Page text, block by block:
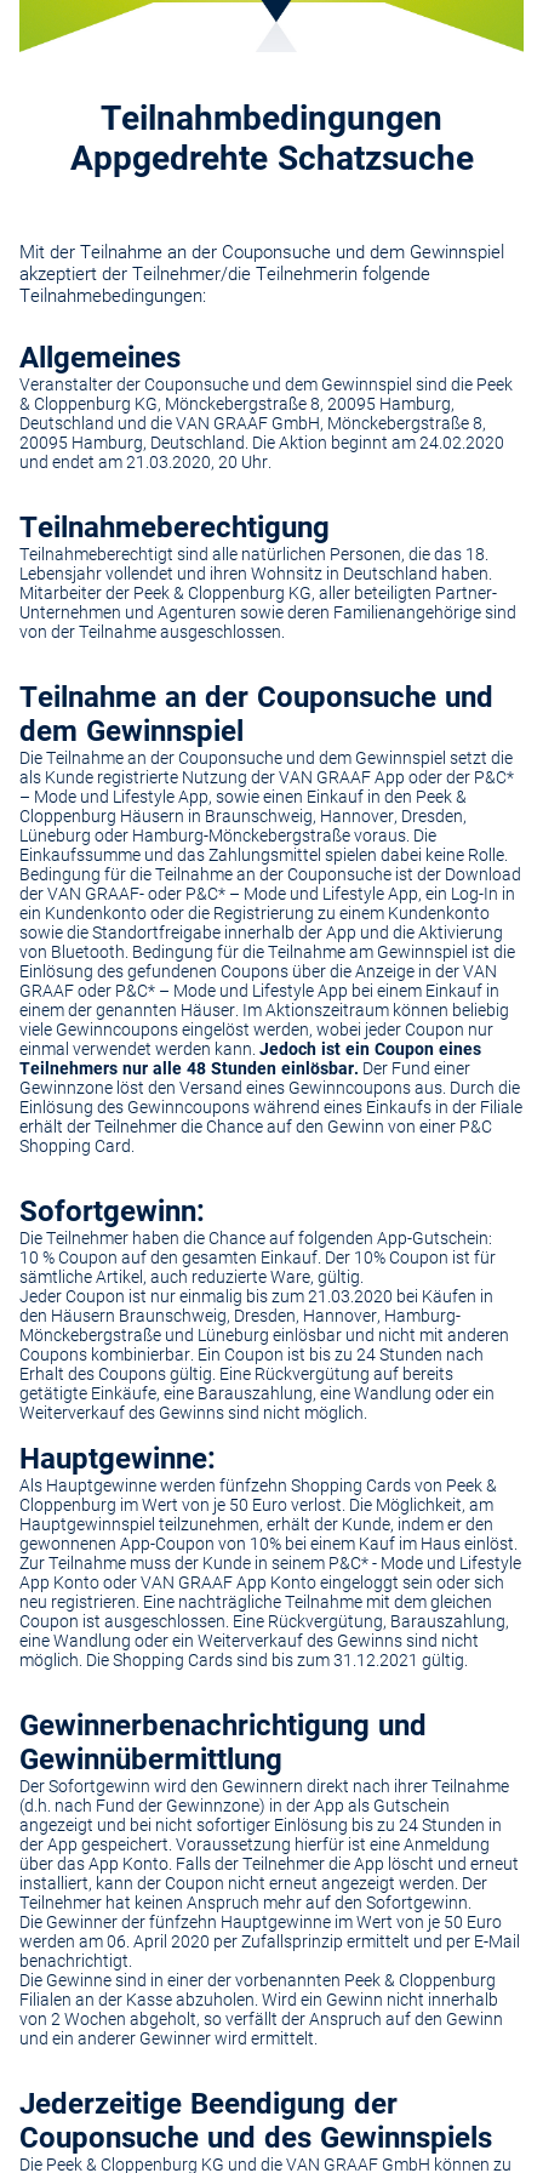
Teilnahmbedingungen
Appgedrehte Schatzsuche
Mit der Teilnahme an der Couponsuche und dem Gewinnspiel
akzeptiert der Teilnehmer/die Teilnehmerin folgende
Teilnahmebedingungen:
Allgemeines
Veranstalter der Couponsuche und dem Gewinnspiel sind die Peek
& Cloppenburg KG, Mönckebergstraße 8, 20095 Hamburg,
Deutschland und die VAN GRAAF GmbH, Mönckebergstraße 8,
20095 Hamburg, Deutschland. Die Aktion beginnt am 24.02.2020
und endet am 21.03.2020, 20 Uhr.
Teilnahmeberechtigung
Teilnahmeberechtigt sind alle natürlichen Personen, die das 18.
Lebensjahr vollendet und ihren Wohnsitz in Deutschland haben.
Mitarbeiter der Peek & Cloppenburg KG, aller beteiligten Partner-
Unternehmen und Agenturen sowie deren Familienangehörige sind
von der Teilnahme ausgeschlossen.
Teilnahme an der Couponsuche und
dem Gewinnspiel
Die Teilnahme an der Couponsuche und dem Gewinnspiel setzt die
als Kunde registrierte Nutzung der VAN GRAAF App oder der P&C*
– Mode und Lifestyle App, sowie einen Einkauf in den Peek &
Cloppenburg Häusern in Braunschweig, Hannover, Dresden,
Lüneburg oder Hamburg-Mönckebergstraße voraus. Die
Einkaufssumme und das Zahlungsmittel spielen dabei keine Rolle.
Bedingung für die Teilnahme an der Couponsuche ist der Download
der VAN GRAAF- oder P&C* – Mode und Lifestyle App, ein Log-In in
ein Kundenkonto oder die Registrierung zu einem Kundenkonto
sowie die Standortfreigabe innerhalb der App und die Aktivierung
von Bluetooth. Bedingung für die Teilnahme am Gewinnspiel ist die
Einlösung des gefundenen Coupons über die Anzeige in der VAN
GRAAF oder P&C* – Mode und Lifestyle App bei einem Einkauf in
einem der genannten Häuser. Im Aktionszeitraum können beliebig
viele Gewinncoupons eingelöst werden, wobei jeder Coupon nur
einmal verwendet werden kann. Jedoch ist ein Coupon eines
Teilnehmers nur alle 48 Stunden einlösbar. Der Fund einer
Gewinnzone löst den Versand eines Gewinncoupons aus. Durch die
Einlösung des Gewinncoupons während eines Einkaufs in der Filiale
erhält der Teilnehmer die Chance auf den Gewinn von einer P&C
Shopping Card.
Sofortgewinn:
Die Teilnehmer haben die Chance auf folgenden App-Gutschein:
10 % Coupon auf den gesamten Einkauf. Der 10% Coupon ist für
sämtliche Artikel, auch reduzierte Ware, gültig.
Jeder Coupon ist nur einmalig bis zum 21.03.2020 bei Käufen in
den Häusern Braunschweig, Dresden, Hannover, Hamburg-
Mönckebergstraße und Lüneburg einlösbar und nicht mit anderen
Coupons kombinierbar. Ein Coupon ist bis zu 24 Stunden nach
Erhalt des Coupons gültig. Eine Rückvergütung auf bereits
getätigte Einkäufe, eine Barauszahlung, eine Wandlung oder ein
Weiterverkauf des Gewinns sind nicht möglich.
Hauptgewinne:
Als Hauptgewinne werden fünfzehn Shopping Cards von Peek &
Cloppenburg im Wert von je 50 Euro verlost. Die Möglichkeit, am
Hauptgewinnspiel teilzunehmen, erhält der Kunde, indem er den
gewonnenen App-Coupon von 10% bei einem Kauf im Haus einlöst.
Zur Teilnahme muss der Kunde in seinem P&C* - Mode und Lifestyle
App Konto oder VAN GRAAF App Konto eingeloggt sein oder sich
neu registrieren. Eine nachträgliche Teilnahme mit dem gleichen
Coupon ist ausgeschlossen. Eine Rückvergütung, Barauszahlung,
eine Wandlung oder ein Weiterverkauf des Gewinns sind nicht
möglich. Die Shopping Cards sind bis zum 31.12.2021 gültig.
Gewinnerbenachrichtigung und
Gewinnübermittlung
Der Sofortgewinn wird den Gewinnern direkt nach ihrer Teilnahme
(d.h. nach Fund der Gewinnzone) in der App als Gutschein
angezeigt und bei nicht sofortiger Einlösung bis zu 24 Stunden in
der App gespeichert. Voraussetzung hierfür ist eine Anmeldung
über das App Konto. Falls der Teilnehmer die App löscht und erneut
installiert, kann der Coupon nicht erneut angezeigt werden. Der
Teilnehmer hat keinen Anspruch mehr auf den Sofortgewinn.
Die Gewinner der fünfzehn Hauptgewinne im Wert von je 50 Euro
werden am 06. April 2020 per Zufallsprinzip ermittelt und per E-Mail
benachrichtigt.
Die Gewinne sind in einer der vorbenannten Peek & Cloppenburg
Filialen an der Kasse abzuholen. Wird ein Gewinn nicht innerhalb
von 2 Wochen abgeholt, so verfällt der Anspruch auf den Gewinn
und ein anderer Gewinner wird ermittelt.
Jederzeitige Beendigung der
Couponsuche und des Gewinnspiels
Die Peek & Cloppenburg KG und die VAN GRAAF GmbH können zu